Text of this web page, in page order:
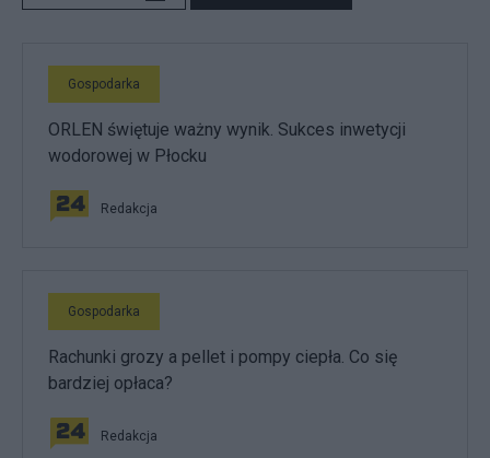
Gospodarka
ORLEN świętuje ważny wynik. Sukces inwetycji
wodorowej w Płocku
Redakcja
Gospodarka
Rachunki grozy a pellet i pompy ciepła. Co się
bardziej opłaca?
Redakcja